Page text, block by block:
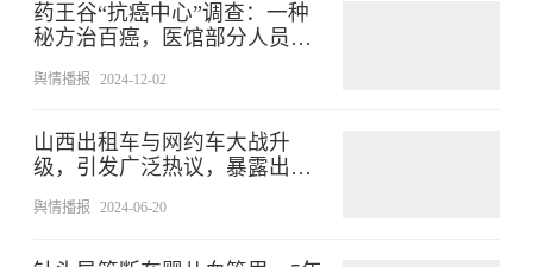
药王谷“抗癌中心”调查：一种
秘方治百癌，医馆部分人员无
舆情播报 2024-12-02
山西出租车与网约车大战升
级，引发广泛热议，暴露出底
舆情播报 2024-06-20